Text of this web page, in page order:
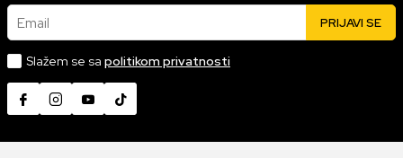
Email PRIJAVI SE
Slažem se sa politikom privatnosti